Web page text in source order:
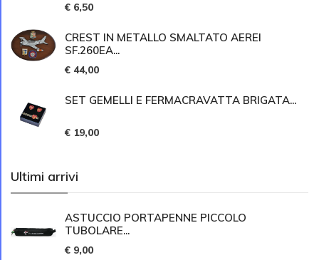
€ 6,50
CREST IN METALLO SMALTATO AEREI
SF.260EA...
€ 44,00
SET GEMELLI E FERMACRAVATTA BRIGATA...
€ 19,00
Ultimi arrivi
ASTUCCIO PORTAPENNE PICCOLO
TUBOLARE...
€ 9,00